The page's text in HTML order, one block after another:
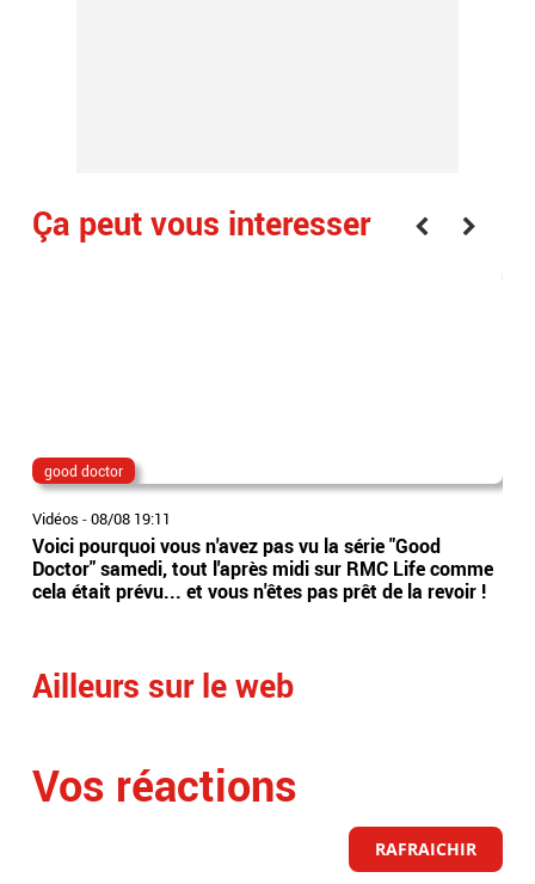
Ça peut vous interesser
good doctor
Vidéos -08/08 19:11
Voici pourquoi vous n'avez pas vu la série "Good
Doctor" samedi, tout l'après midi sur RMC Life comme
cela était prévu... et vous n'êtes pas prêt de la revoir !
Ailleurs sur le web
Vos réactions
RAFRAICHIR